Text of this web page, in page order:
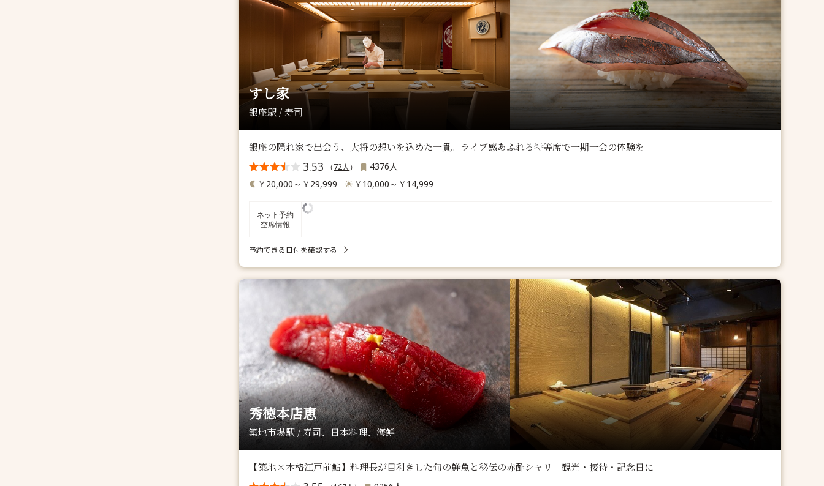
すし家
銀座駅 / 寿司
銀座の隠れ家で出会う、大将の想いを込めた一貫。ライブ感あふれる特等席で一期一会の体験を
3.53 （72人 ）
4376人
￥20,000～￥29,999
￥10,000～￥14,999
ネット予約
空席情報
予約できる日付を確認する
秀徳本店恵
築地市場駅 / 寿司、日本料理、海鮮
【築地×本格江戸前鮨】料理長が目利きした旬の鮮魚と秘伝の赤酢シャリ｜観光・接待・記念日に